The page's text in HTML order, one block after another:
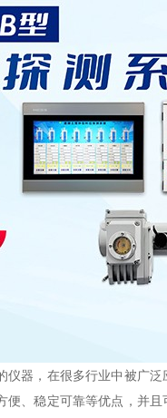
器，在很多行业中被广
便、稳定可靠等优点，并